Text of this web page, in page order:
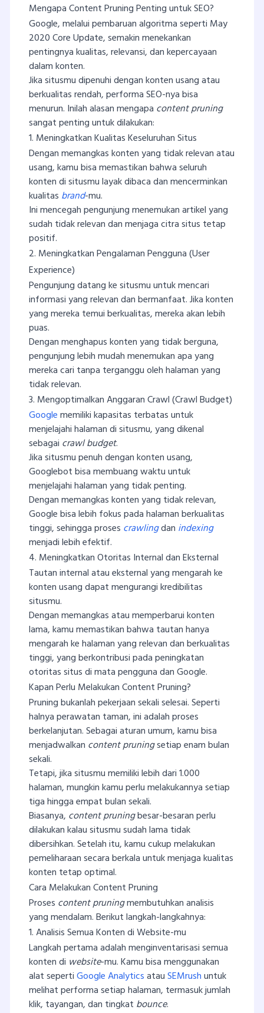
Mengapa Content Pruning Penting untuk SEO?
Google, melalui pembaruan algoritma seperti May
2020 Core Update, semakin menekankan
pentingnya kualitas, relevansi, dan kepercayaan
dalam konten.
Jika situsmu dipenuhi dengan konten usang atau
berkualitas rendah, performa SEO-nya bisa
menurun. Inilah alasan mengapa content pruning
sangat penting untuk dilakukan:
1. Meningkatkan Kualitas Keseluruhan Situs
Dengan memangkas konten yang tidak relevan atau
usang, kamu bisa memastikan bahwa seluruh
konten di situsmu layak dibaca dan mencerminkan
kualitas brand-mu.
Ini mencegah pengunjung menemukan artikel yang
sudah tidak relevan dan menjaga citra situs tetap
positif.
2. Meningkatkan Pengalaman Pengguna (User
Experience)
Pengunjung datang ke situsmu untuk mencari
informasi yang relevan dan bermanfaat. Jika konten
yang mereka temui berkualitas, mereka akan lebih
puas.
Dengan menghapus konten yang tidak berguna,
pengunjung lebih mudah menemukan apa yang
mereka cari tanpa terganggu oleh halaman yang
tidak relevan.
3. Mengoptimalkan Anggaran Crawl (Crawl Budget)
Googlememiliki kapasitas terbatas untuk
menjelajahi halaman di situsmu, yang dikenal
sebagai crawl budget.
Jika situsmu penuh dengan konten usang,
Googlebot bisa membuang waktu untuk
menjelajahi halaman yang tidak penting.
Dengan memangkas konten yang tidak relevan,
Google bisa lebih fokus pada halaman berkualitas
tinggi, sehingga proses crawlingdan indexing
menjadi lebih efektif.
4. Meningkatkan Otoritas Internal dan Eksternal
Tautan internal atau eksternal yang mengarah ke
konten usang dapat mengurangi kredibilitas
situsmu.
Dengan memangkas atau memperbarui konten
lama, kamu memastikan bahwa tautan hanya
mengarah ke halaman yang relevan dan berkualitas
tinggi, yang berkontribusi pada peningkatan
otoritas situs di mata pengguna dan Google.
Kapan Perlu Melakukan Content Pruning?
Pruning bukanlah pekerjaan sekali selesai. Seperti
halnya perawatan taman, ini adalah proses
berkelanjutan. Sebagai aturan umum, kamu bisa
menjadwalkan content pruningsetiap enam bulan
sekali.
Tetapi, jika situsmu memiliki lebih dari 1.000
halaman, mungkin kamu perlu melakukannya setiap
tiga hingga empat bulan sekali.
Biasanya, content pruningbesar-besaran perlu
dilakukan kalau situsmu sudah lama tidak
dibersihkan. Setelah itu, kamu cukup melakukan
pemeliharaan secara berkala untuk menjaga kualitas
konten tetap optimal.
Cara Melakukan Content Pruning
Proses content pruningmembutuhkan analisis
yang mendalam. Berikut langkah-langkahnya:
1. Analisis Semua Konten di Website-mu
Langkah pertama adalah menginventarisasi semua
konten di website-mu. Kamu bisa menggunakan
alat sepertiGoogle AnalyticsatauSEMrushuntuk
melihat performa setiap halaman, termasuk jumlah
klik, tayangan, dan tingkat bounce.